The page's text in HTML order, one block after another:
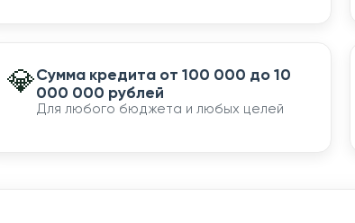
💎Сумма кредита от 100 000 до 10
000 000 рублей
Для любого бюджета и любых целей